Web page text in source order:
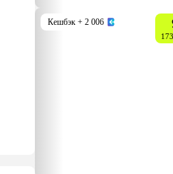
Кешбэк + 2 006